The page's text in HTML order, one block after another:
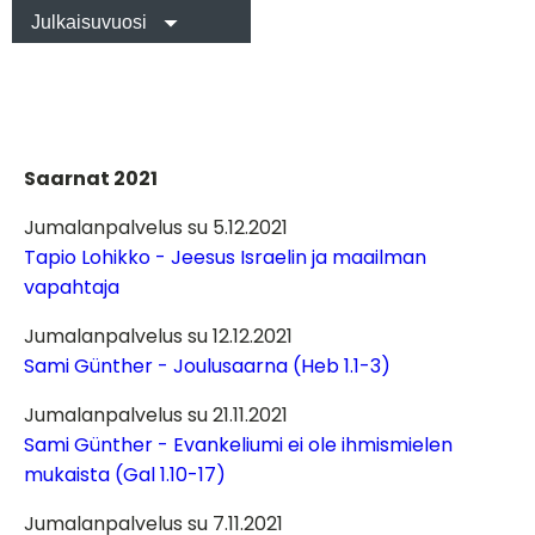
Julkaisuvuosi
Saarnat 2021
Jumalanpalvelus su 5.12.2021
Tapio Lohikko - Jeesus Israelin ja maailman
vapahtaja
Jumalanpalvelus su 12.12.2021
Sami Günther - Joulusaarna (Heb 1.1-3)
Jumalanpalvelus su 21.11.2021
Sami Günther - Evankeliumi ei ole ihmismielen
mukaista (Gal 1.10-17)
Jumalanpalvelus su 7.11.2021